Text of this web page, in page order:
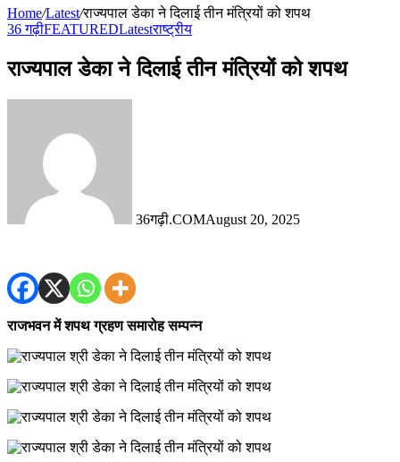
Home/Latest/राज्यपाल डेका ने दिलाई तीन मंत्रियों को शपथ
36 गढ़ीFEATUREDLatestराष्ट्रीय
राज्यपाल डेका ने दिलाई तीन मंत्रियों को शपथ
36गढ़ी.COMAugust 20, 2025
राजभवन में शपथ ग्रहण समारोह सम्पन्न